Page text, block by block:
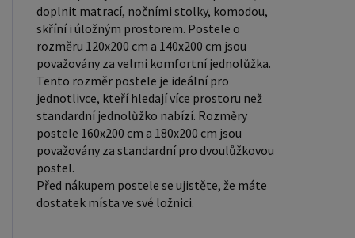
příčkami, které jsou spojeny textilií, příčky roštu
jsou z masivu borovice. Mezery mezi příčkami jsou
cca 11 cm. Zpracování - lakovaná postel: Lakované
postele jsou oblíbené pro svůj elegantní vzhled a
odolnost. Lakovaný povrch je hladký, snadno se
čistí a je odolný vůči poškrábání a opotřebení.
Máte zájem o velkoobchodní spolupráci? Nebo
chcete získat zajímavou cenovou nabídku na větší
množství našich produktů? Obchodníkům a
firmám, nabízíme možnost nákupu na
doplnit matrací, nočními stolky, komodou,
skříní i úložným prostorem. Postele o
rozměru 120x200 cm a 140x200 cm jsou
považovány za velmi komfortní jednolůžka.
Tento rozměr postele je ideální pro
jednotlivce, kteří hledají více prostoru než
standardní jednolůžko nabízí. Rozměry
postele 160x200 cm a 180x200 cm jsou
považovány za standardní pro dvoulůžkovou
postel.
Před nákupem postele se ujistěte, že máte
dostatek místa ve své ložnici.